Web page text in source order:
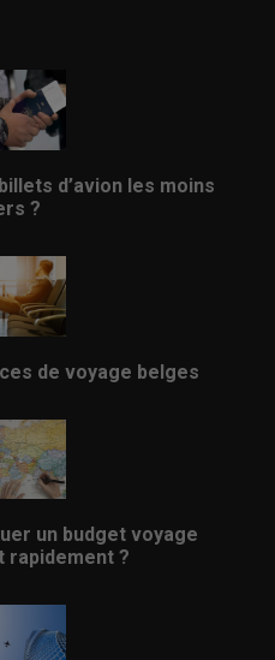
d’avion les moins
?
de voyage belges
un budget voyage
rapidement ?